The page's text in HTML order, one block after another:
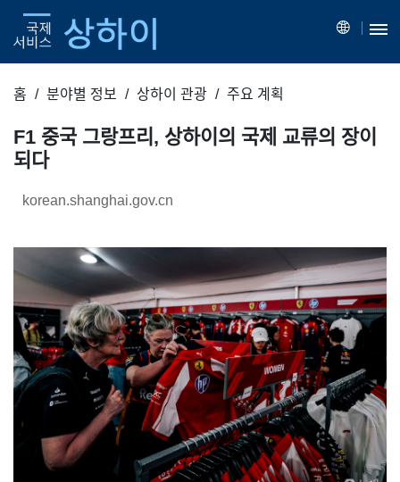
홈 분야별 정보 상하이 관광 주요 계획
F1 중국 그랑프리, 상하이의 국제 교류의 장이
되다
korean.shanghai.gov.cn